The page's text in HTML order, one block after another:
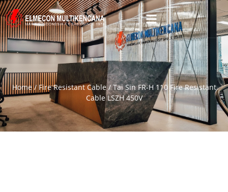
Home/ Fire Resistant Cable/ Tai Sin FR-H 110 Fire Resistant
Cable LSZH 450V